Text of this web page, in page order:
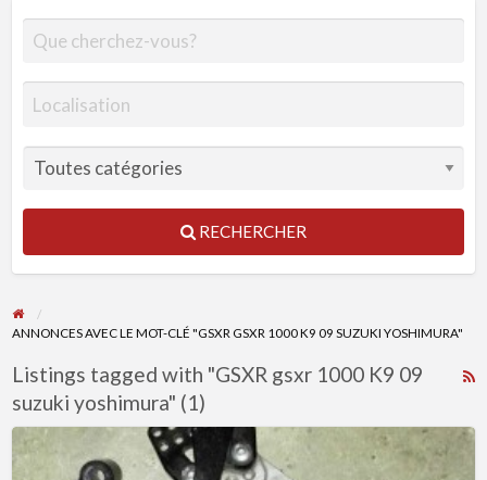
RECHERCHER
ANNONCES AVEC LE MOT-CLÉ "GSXR GSXR 1000 K9 09 SUZUKI YOSHIMURA"
Listings tagged with "GSXR gsxr 1000 K9 09
suzuki yoshimura" (1)
Commande
Reculées